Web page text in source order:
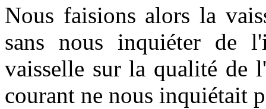
Nous faisions alors la
sans nous inquiéter de
vaisselle sur la qualité de
courant ne nous inquiétait